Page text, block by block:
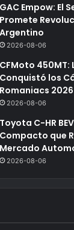
GAC Empow: El
Promete
Argentino
2026-08-06
CFMoto 450MT:
Conquistó los
Romaniacs 2026
2026-08-06
Toyota C-HR
Compacto que
Mercado
2026-08-06